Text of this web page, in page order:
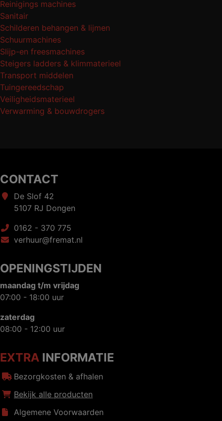
Reinigings machines
Sanitair
Schilderen behangen & lijmen
Schuurmachines
Slijp-en freesmachines
Steigers ladders & klimmaterieel
Transport middelen
Tuingereedschap
Veiligheidsmaterieel
Verwarming & bouwdrogers
CONTACT
De Slof 42
5107 RJ Dongen
0162 - 370 775
verhuur@fremat.nl
OPENINGSTIJDEN
maandag t/m vrijdag
07:00 - 18:00 uur
zaterdag
08:00 - 12:00 uur
EXTRA INFORMATIE
Bezorgkosten & afhalen
Bekijk alle producten
Algemene Voorwaarden